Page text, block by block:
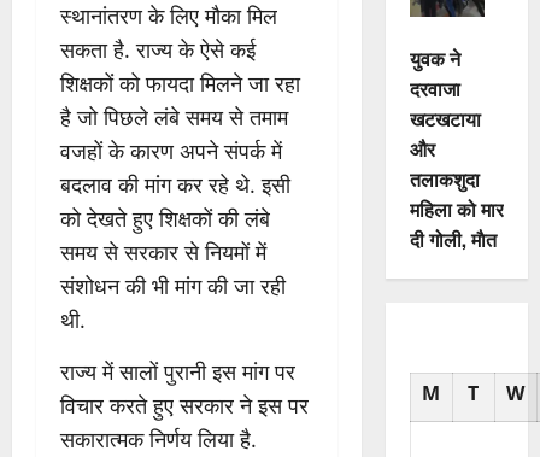
स्थानांतरण के लिए मौका मिल
सकता है. राज्य के ऐसे कई
शिक्षकों को फायदा मिलने जा रहा
है जो पिछले लंबे समय से तमाम
वजहों के कारण अपने संपर्क में
बदलाव की मांग कर रहे थे. इसी
को देखते हुए शिक्षकों की लंबे
समय से सरकार से नियमों में
संशोधन की भी मांग की जा रही
थी.
राज्य में सालों पुरानी इस मांग पर
विचार करते हुए सरकार ने इस पर
सकारात्मक निर्णय लिया है.
युवक ने
दरवाजा
खटखटाया
और
तलाकशुदा
महिला को मार
दी गोली, माैत
M T W